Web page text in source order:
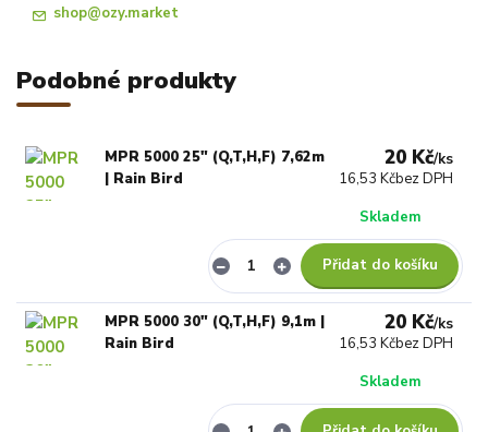
shop@ozy.market
Podobné produkty
MPR 5000 25" (Q,T,H,F) 7,62m
| Rain Bird
20 Kč/ks
16,53 Kčbez DPH
Skladem
Přidat do košíku
MPR 5000 30" (Q,T,H,F) 9,1m |
Rain Bird
20 Kč/ks
16,53 Kčbez DPH
Skladem